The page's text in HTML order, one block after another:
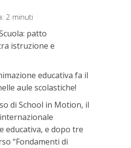
2 minuti
patto
istruzione e
educativa fa il
aule scolastiche!
di School in Motion, il
educativa, e dopo tre
“Fondamenti di